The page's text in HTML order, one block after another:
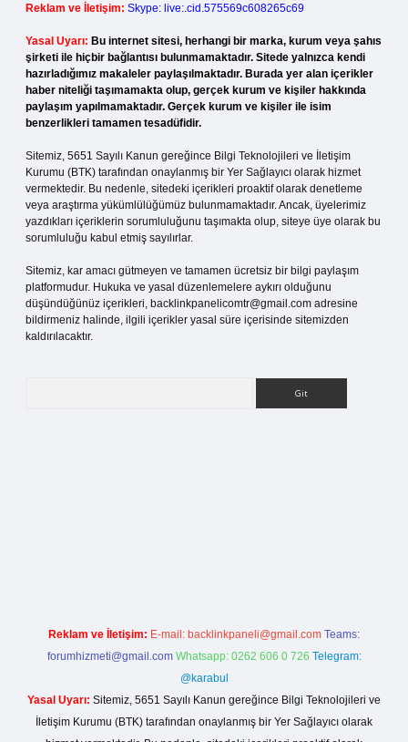
Reklam ve İletişim: Skype: live:.cid.575569c608265c69
Yasal Uyarı: Bu internet sitesi, herhangi bir marka, kurum veya şahıs
şirketi ile hiçbir bağlantısı bulunmamaktadır. Sitede yalnızca kendi
hazırladığımız makaleler paylaşılmaktadır. Burada yer alan içerikler
haber niteliği taşımamakta olup, gerçek kurum ve kişiler hakkında
paylaşım yapılmamaktadır. Gerçek kurum ve kişiler ile isim
benzerlikleri tamamen tesadüfidir.
Sitemiz, 5651 Sayılı Kanun gereğince Bilgi Teknolojileri ve İletişim
Kurumu (BTK) tarafından onaylanmış bir Yer Sağlayıcı olarak hizmet
vermektedir. Bu nedenle, sitedeki içerikleri proaktif olarak denetleme
veya araştırma yükümlülüğümüz bulunmamaktadır. Ancak, üyelerimiz
yazdıkları içeriklerin sorumluluğunu taşımakta olup, siteye üye olarak bu
sorumluluğu kabul etmiş sayılırlar.
Sitemiz, kar amacı gütmeyen ve tamamen ücretsiz bir bilgi paylaşım
platformudur. Hukuka ve yasal düzenlemelere aykırı olduğunu
düşündüğünüz içerikleri, backlinkpanelicomtr@gmail.com adresine
bildirmeniz halinde, ilgili içerikler yasal süre içerisinde sitemizden
kaldırılacaktır.
Reklam ve İletişim: E-mail: backlinkpaneli@gmail.com Teams:
forumhizmeti@gmail.com Whatsapp: 0262 606 0 726 Telegram:
@karabul
Yasal Uyarı: Sitemiz, 5651 Sayılı Kanun gereğince Bilgi Teknolojileri ve
İletişim Kurumu (BTK) tarafından onaylanmış bir Yer Sağlayıcı olarak